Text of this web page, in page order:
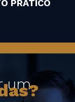
PRÁTICO
um